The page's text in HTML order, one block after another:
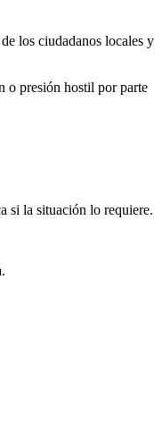
los ciudadanos locales y
o presión hostil por parte
si la situación lo requiere.